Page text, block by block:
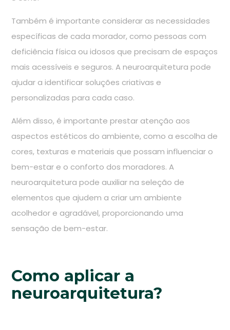
Também é importante considerar as necessidades
específicas de cada morador, como pessoas com
deficiência física ou idosos que precisam de espaços
mais acessíveis e seguros. A neuroarquitetura pode
ajudar a identificar soluções criativas e
personalizadas para cada caso.
Além disso, é importante prestar atenção aos
aspectos estéticos do ambiente, como a escolha de
cores, texturas e materiais que possam influenciar o
bem-estar e o conforto dos moradores. A
neuroarquitetura pode auxiliar na seleção de
elementos que ajudem a criar um ambiente
acolhedor e agradável, proporcionando uma
sensação de bem-estar.
Como aplicar a
neuroarquitetura?